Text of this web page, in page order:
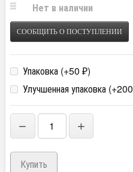
Нет в наличии
СООБЩИТЬ О ПОСТУПЛЕНИИ
Упаковка (+50 ₽)
Улучшенная упаковка (+200
− +